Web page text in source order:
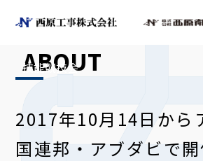
技能競技会
ABOUT
2017年10月14日から
国連邦・アブダビで